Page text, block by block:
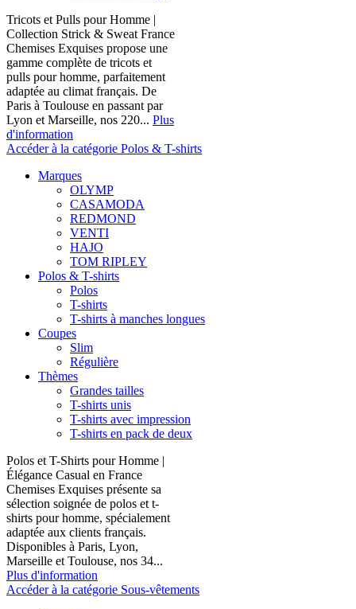
Tricots et Pulls pour Homme |
Collection Strick & Sweat France
Chemises Exquises propose une
gamme complète de tricots et
pulls pour homme, parfaitement
adaptée au climat français. De
Paris à Toulouse en passant par
Lyon et Marseille, nos 220... Plus
d'information
Accéder à la catégorie Polos & T-shirts
Marques
OLYMP
CASAMODA
REDMOND
VENTI
HAJO
TOM RIPLEY
Polos & T-shirts
Polos
T-shirts
T-shirts à manches longues
Coupes
Slim
Régulière
Thèmes
Grandes tailles
T-shirts unis
T-shirts avec impression
T-shirts en pack de deux
Polos et T-Shirts pour Homme |
Élégance Casual en France
Chemises Exquises présente sa
sélection soignée de polos et t-
shirts pour homme, spécialement
adaptée aux clients français.
Disponibles à Paris, Lyon,
Marseille et Toulouse, nos 34...
Plus d'information
Accéder à la catégorie Sous-vêtements